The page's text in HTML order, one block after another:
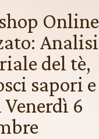
Online
Analisi
del tè,
sapori e
6